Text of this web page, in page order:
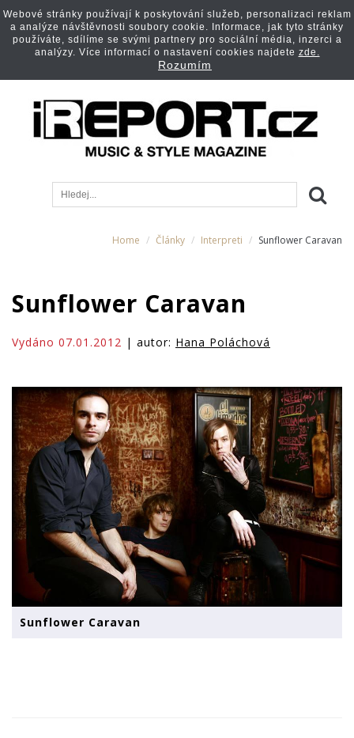
Home Články Interpreti Sunflower Caravan
Sunflower Caravan
Vydáno 07.01.2012 | autor: Hana Poláchová
Sunflower Caravan
Webové stránky používají k poskytování služeb, personalizaci reklam
a analýze návštěvnosti soubory cookie. Informace, jak tyto stránky
používáte, sdílíme se svými partnery pro sociální média, inzerci a
analýzy. Více informací o nastavení cookies najdete zde.
Rozumím